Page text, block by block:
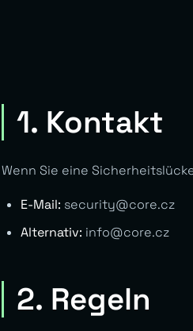
1. Kontakt
Wenn Sie eine
E-Mail: security@core.cz
Alternativ: info@core.cz
2. Regeln